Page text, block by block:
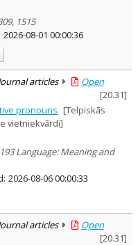
1515
2026-08-01 00:00:36
articles
Open
[20.31]
pronouns [Telpiskās
vietniekvārdi]
Language: Meaning and
2026-08-06 00:00:33
articles
Open
[20.31]